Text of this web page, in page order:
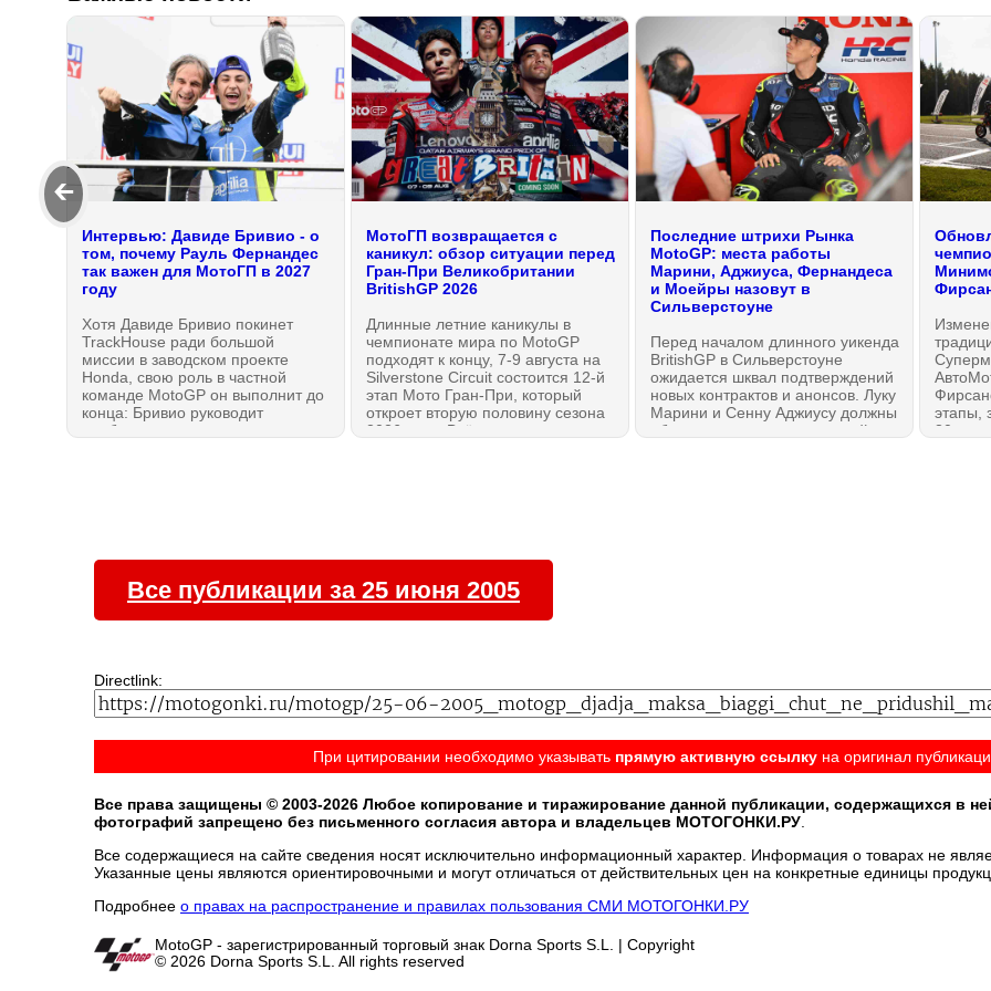
🡰
Интервью: Давиде Бривио - о
том, почему Рауль Фернандес
так важен для МотоГП в 2027
году
Хотя Давиде Бривио покинет
TrackHouse ради большой
миссии в заводском проекте
Honda, свою роль в частной
команде MotoGP он выполнит до
конца: Бривио руководит
подбором кадров для
МотоГП возвращается с
каникул: обзор ситуации перед
Гран-При Великобритании
BritishGP 2026
Длинные летние каникулы в
чемпионате мира по MotoGP
подходят к концу, 7-9 августа на
Silverstone Circuit состоится 12-й
этап Мото Гран-При, который
откроет вторую половину сезона
2026 года. Всё, что нужно знать,
Последние штрихи Рынка
MotoGP: места работы
Марини, Аджиуса, Фернандеса
и Моейры назовут в
Сильверстоуне
Перед началом длинного уикенда
BritishGP в Сильверстоуне
ожидается шквал подтверждений
новых контрактов и анонсов. Луку
Марини и Сенну Аджиусу должны
объявить напарниками одной
этапы,
30
Все публикации за 25 июня 2005
Directlink:
При цитировании необходимо указывать прямую активную ссылкуна оригинал
Все права защищены © 2003-2026 Любое копирование и тиражирование данной публикации, содержащихся в
фотографий запрещено без письменного согласия автора и владельцев МОТОГОНКИ.РУ.
Все содержащиеся на cайте сведения носят исключительно информационный характер. Информация о товарах не
Указанные цены являются ориентировочными и могут отличаться от действительных цен на конкретные единицы
Подробнее о правах на распространение и правилах пользования СМИ МОТОГОНКИ.РУ
MotoGP - зарегистрированный торговый знак Dorna Sports S.L. | Copyright
© 2026 Dorna Sports S.L. All rights reserved